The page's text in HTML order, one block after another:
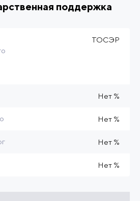
поддержка
ТОСЭР
Нет %
Нет %
Нет %
Нет %